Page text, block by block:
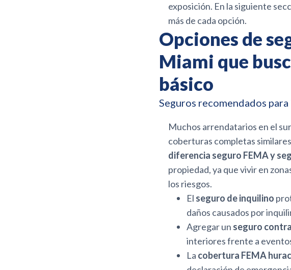
exposición. En la siguiente
más de cada opción.
Opciones de
Miami que
básico
Seguros recomendados
Muchos arrendatarios en el
coberturas completas
diferencia seguro FEMA y
propiedad, ya que vivir en
los riesgos.
El seguro de inquilino
daños causados por
Agregar un seguro
interiores frente a
La cobertura FEMA